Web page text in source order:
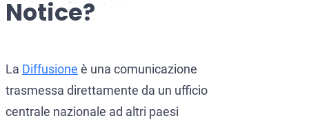
Protezione dall’estradizione
Estradizione e Difesa
Mandato d’arresto
Notice?
La Diffusione è una comunicazione
trasmessa direttamente da un ufficio
centrale nazionale ad altri paesi